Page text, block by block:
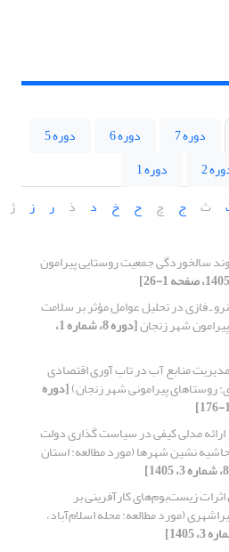
دوره 7 دوره 6
دوره 5
2
دوره 1
ث ج چ ح خ د ذ ر ز ژ
سالخوردگی جمعیت روستایی پیرامون
ـ فازی در تحلیل عوامل مؤثر بر سلامت
شهر زنجان [دوره 8، شماره 1،
منابع­ آب در تاب ­آوری ­اقتصادی
روستاهای­ پیرامونی شهر زنجان)[دوره
ارائه مدلی کیفی در سیاست گذاری دولت
نشین شهرها (مورد مطالعه: استان
زیست‌بوم‌های کارآفرینی بر
(مورد مطالعه: محله اسلام‌آباد،